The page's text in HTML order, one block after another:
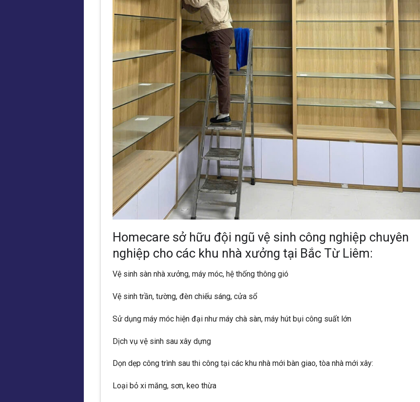
Homecare sở hữu đội ngũ vệ sinh công nghiệp chuyên
nghiệp cho các khu nhà xưởng tại Bắc Từ Liêm:
Vệ sinh sàn nhà xưởng, máy móc, hệ thống thông gió
Vệ sinh trần, tường, đèn chiếu sáng, cửa sổ
Sử dụng máy móc hiện đại như máy chà sàn, máy hút bụi công suất lớn
Dịch vụ vệ sinh sau xây dựng
Dọn dẹp công trình sau thi công tại các khu nhà mới bàn giao, tòa nhà mới xây:
Loại bỏ xi măng, sơn, keo thừa